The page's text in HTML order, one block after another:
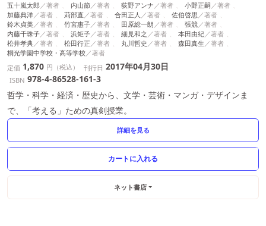
五十嵐太郎 内山節 荻野アンナ
小野正嗣
加藤典洋
苅部直 合田正人
佐伯啓思
鈴木貞美
竹宮惠子 田原総一朗
張競
内藤千珠子
浜矩子 細見和之
本田由紀
松井孝典
松田行正 丸川哲史
森田真生
桐光学園中学校・高等学校
定価 1,870 円（税込） 刊行日 2017年04月30日
ISBN 978-4-86528-161-3
哲学・科学・経済・歴史から、文学・芸術・マンガ・デザインま
で、「考える」ための真剣授業。
詳細を見る
ネット書店